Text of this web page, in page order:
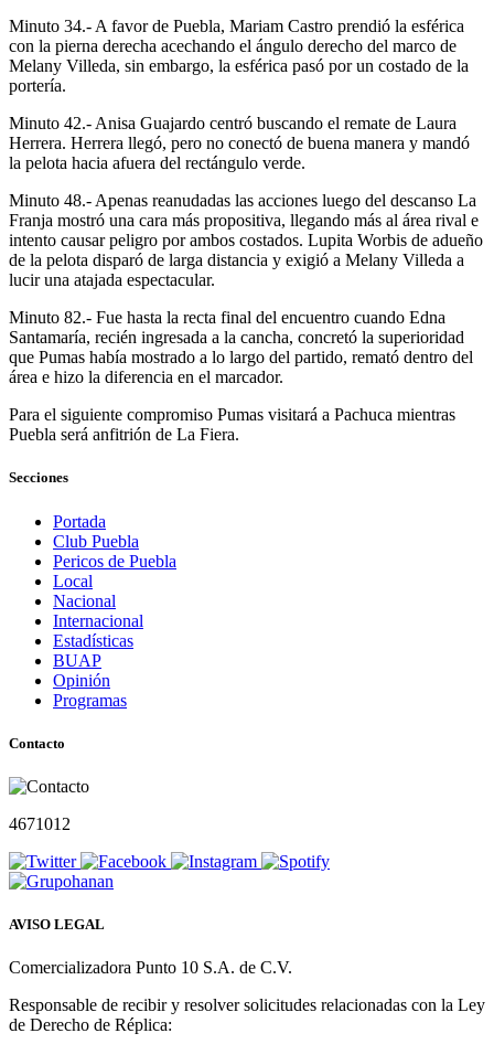
Minuto 34.- A favor de Puebla, Mariam Castro prendió la esférica
con la pierna derecha acechando el ángulo derecho del marco de
Melany Villeda, sin embargo, la esférica pasó por un costado de la
portería.
Minuto 42.- Anisa Guajardo centró buscando el remate de Laura
Herrera. Herrera llegó, pero no conectó de buena manera y mandó
la pelota hacia afuera del rectángulo verde.
Minuto 48.- Apenas reanudadas las acciones luego del descanso La
Franja mostró una cara más propositiva, llegando más al área rival e
intento causar peligro por ambos costados. Lupita Worbis de adueño
de la pelota disparó de larga distancia y exigió a Melany Villeda a
lucir una atajada espectacular.
Minuto 82.- Fue hasta la recta final del encuentro cuando Edna
Santamaría, recién ingresada a la cancha, concretó la superioridad
que Pumas había mostrado a lo largo del partido, remató dentro del
área e hizo la diferencia en el marcador.
Para el siguiente compromiso Pumas visitará a Pachuca mientras
Puebla será anfitrión de La Fiera.
Secciones
Portada
Club Puebla
Pericos de Puebla
Local
Nacional
Internacional
Estadísticas
BUAP
Opinión
Programas
Contacto
4671012
AVISO LEGAL
Comercializadora Punto 10 S.A. de C.V.
Responsable de recibir y resolver solicitudes relacionadas con la Ley
de Derecho de Réplica: